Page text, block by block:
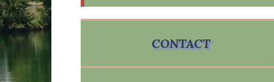
CONTACT